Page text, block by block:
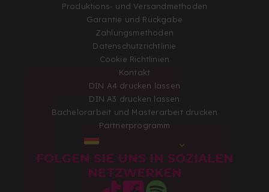
Produktions- und Versandmethoden
Garantie und Rückgabe
Zahlungsmethoden
Datenschutzrichtlinie
Cookie Richtlinien
Kontakt
DIN A4 drucken lassen
DIN A3 drucken lassen
Bachelorarbeit und Masterarbeit drucken
Partnerprogramm
FOLGEN SIE UNS IN SOZIALEN
NETZWERKEN